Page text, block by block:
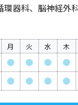
環器科、脳神経外
月 火 水 木
● ● ● ●
● ● ● ●